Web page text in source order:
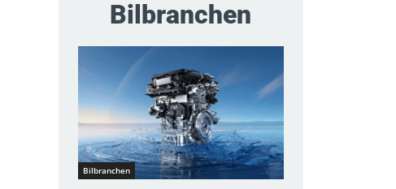
Bilbranchen
Bilbranchen